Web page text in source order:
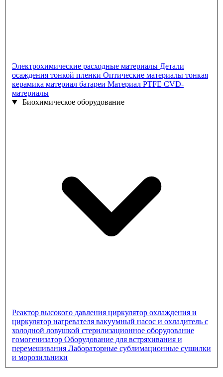
Электрохимические расходные материалы Детали
осаждения тонкой пленки Оптические материалы тонкая
керамика материал батареи Материал PTFE CVD-
материалы
Биохимическое оборудование
Реактор высокого давления циркулятор охлаждения и
циркулятор нагревателя вакуумный насос и охладитель с
холодной ловушкой стерилизационное оборудование
гомогенизатор Оборудование для встряхивания и
перемешивания Лабораторные сублимационные сушилки
и морозильники